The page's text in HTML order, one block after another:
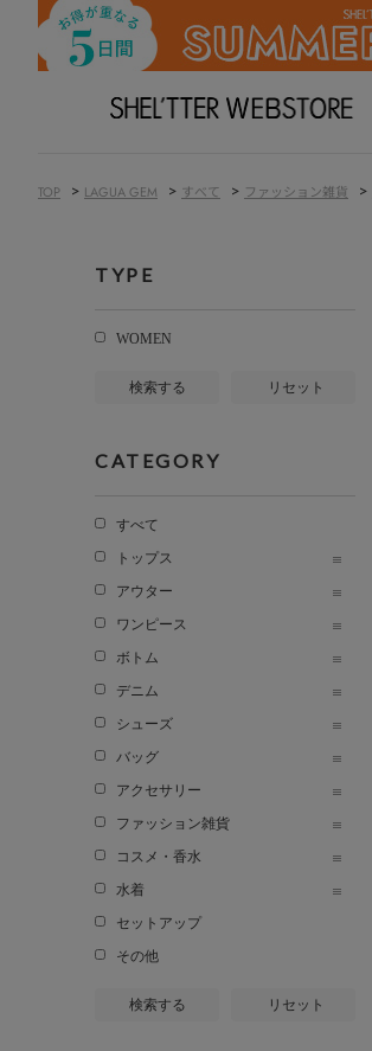
TOP > LAGUA GEM > すべて > ファッション雑貨 >
TYPE
WOMEN
検索する リセット
CATEGORY
すべて
トップス
アウター
ワンピース
ボトム
デニム
シューズ
バッグ
アクセサリー
ファッション雑貨
コスメ・香水
水着
セットアップ
その他
検索する リセット